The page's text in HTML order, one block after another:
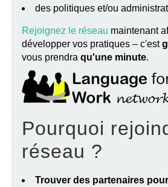
des politiques et/ou
Rejoignez le réseau maintenant
développer vos pratiques – c'est
vous prendra qu'une minute.
Pourquoi
réseau ?
Trouver des partenaires